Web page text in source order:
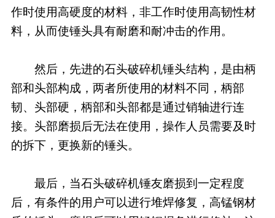
作时使用高硬度的材料，非工作时使用高韧性材
料，从而使锤头具有耐磨和耐冲击的作用。
然后，先进的石头破碎机锤头结构，是由柄
部和头部构成，两者所使用的材料不同，柄部
韧、头部硬，柄部和头部都是通过销轴进行连
接。头部磨损后无法在使用，操作人员需要及时
的拆下，更换新的锤头。
最后，当石头破碎机锤友磨损到一定程度
后，有条件的用户可以进行堆焊修复，高锰钢材